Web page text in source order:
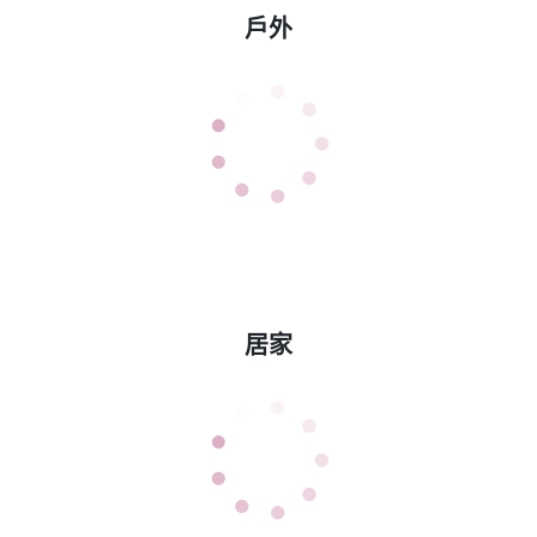
戶外
居家